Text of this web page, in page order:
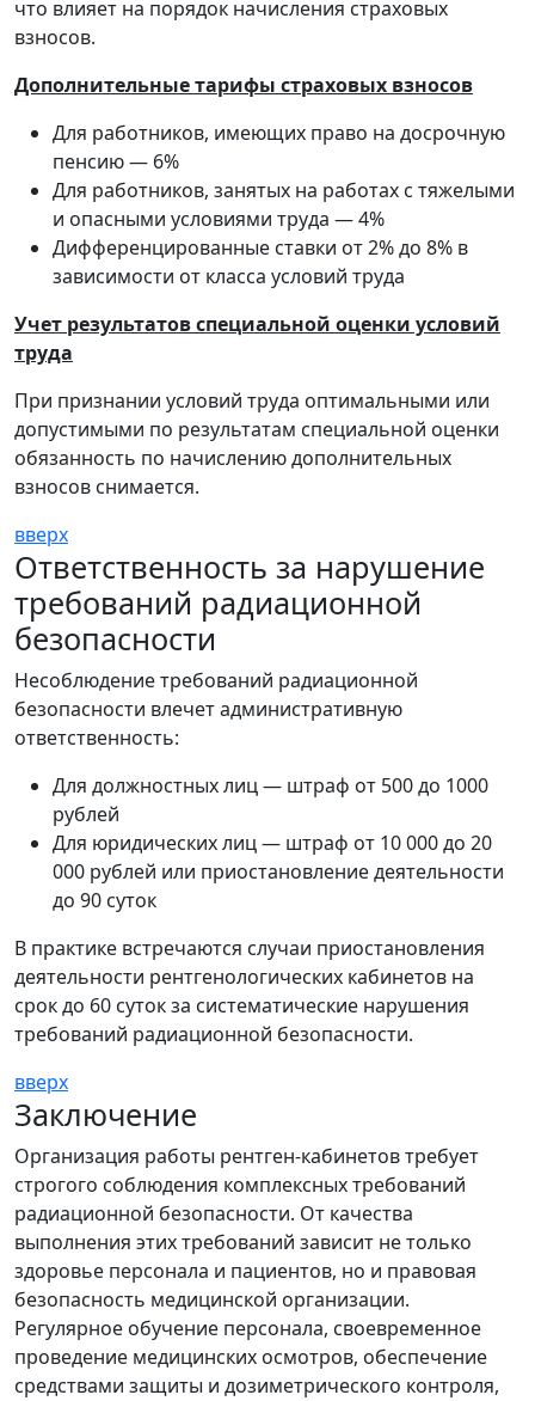
что влияет на порядок начисления страховых
взносов.
Дополнительные тарифы страховых взносов
Для работников, имеющих право на досрочную
пенсию — 6%
Для работников, занятых на работах с тяжелыми
и опасными условиями труда — 4%
Дифференцированные ставки от 2% до 8% в
зависимости от класса условий труда
Учет результатов специальной оценки условий
труда
При признании условий труда оптимальными или
допустимыми по результатам специальной оценки
обязанность по начислению дополнительных
взносов снимается.
вверх
Ответственность за нарушение
требований радиационной
безопасности
Несоблюдение требований радиационной
безопасности влечет административную
ответственность:
Для должностных лиц — штраф от 500 до 1000
рублей
Для юридических лиц — штраф от 10 000 до 20
000 рублей или приостановление деятельности
до 90 суток
В практике встречаются случаи приостановления
деятельности рентгенологических кабинетов на
срок до 60 суток за систематические нарушения
требований радиационной безопасности.
вверх
Заключение
Организация работы рентген-кабинетов требует
строгого соблюдения комплексных требований
радиационной безопасности. От качества
выполнения этих требований зависит не только
здоровье персонала и пациентов, но и правовая
безопасность медицинской организации.
Регулярное обучение персонала, своевременное
проведение медицинских осмотров, обеспечение
средствами защиты и дозиметрического контроля,